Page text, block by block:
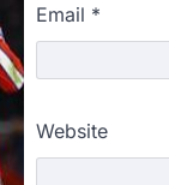
Email *
Website